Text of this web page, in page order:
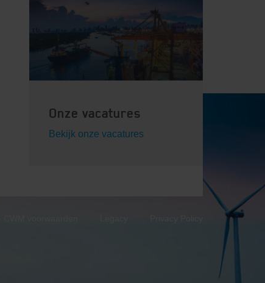
Onze vacatures
Bekijk onze vacatures